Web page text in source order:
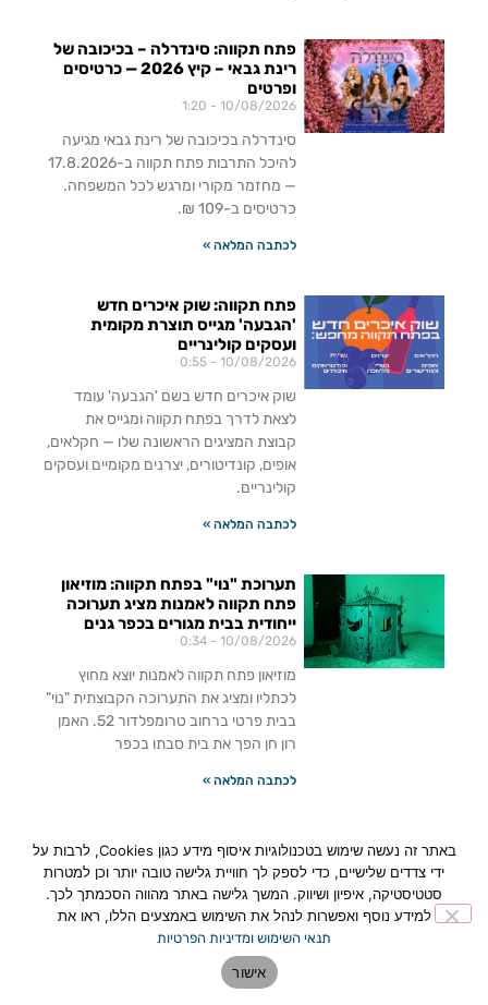
פתח תקווה: סינדרלה – בכיכובה של
רינת גבאי – קיץ 2026 — כרטיסים
ופרטים
10/08/2026
סינדרלה בכיכובה של רינת גבאי מגיעה
להיכל התרבות פתח תקווה ב-17.8.2026
— מחזמר מקורי ומרגש לכל המשפחה.
כרטיסים ב-109 ₪.
לכתבה המלאה »
פתח תקווה: שוק איכרים חדש
'הגבעה' מגייס תוצרת מקומית
ועסקים קולינריים
10/08/2026
שוק איכרים חדש בשם 'הגבעה' עומד
לצאת לדרך בפתח תקווה ומגייס את
קבוצת המציגים הראשונה שלו — חקלאים,
אופים, קונדיטורים, יצרנים מקומיים ועסקים
קולינריים.
לכתבה המלאה »
תערוכת "נוי" בפתח תקווה: מוזיאון
פתח תקווה לאמנות מציג תערוכה
ייחודית בבית מגורים בכפר גנים
10/08/2026
מוזיאון פתח תקווה לאמנות יוצא מחוץ
לכתליו ומציג את התערוכה הקבוצתית "נוי"
בבית פרטי ברחוב טרומפלדור 52. האמן
רון חן הפך את בית סבתו בכפר
לכתבה המלאה »
שריפה במתחם ביג (BIG) פתח
תקווה: הושגה שליטה מלאה באש
בחניון התת-קרקעי
09/08/2026
8:49
שליטה מלאה הושגה על השריפה שפרצה
החדש בפתח תקווה. לוחמי האש כובו את
באתר זה נעשה שימוש בטכנולוגיות איסוף מידע כגון Cookies, לרבות על
ידי צדדים שלישיים, כדי לספק לך חוויית גלישה טובה יותר וכן למטרות
סטטיסטיקה, איפיון ושיווק. המשך גלישה באתר מהווה הסכמתך לכך.
למידע נוסף ואפשרות לנהל את השימוש באמצעים הללו, ראו את
תנאי השימוש ומדיניות הפרטיות
אישור